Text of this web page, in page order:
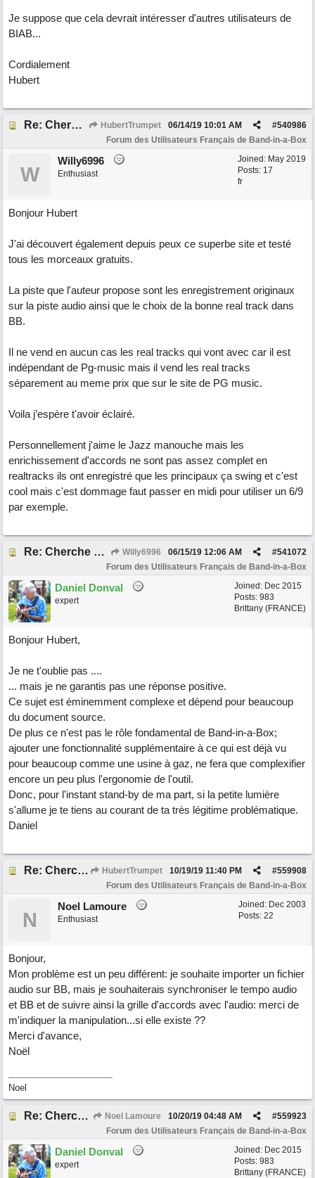
Je suppose que cela devrait intéresser d'autres utilisateurs de
BIAB...
Cordialement
Hubert
Re: Cherche Tuto sur Importer audio avec Wizard HubertTrumpet #540986
06/14/19 10:01 AM
Forum des Utilisateurs Français de Band-in-a-Box
Joined: May 2019
Posts: 17
fr
W
Willy6996
Enthusiast
Bonjour Hubert
J'ai découvert également depuis peux ce superbe site et testé
tous les morceaux gratuits.
La piste que l'auteur propose sont les enregistrement originaux
sur la piste audio ainsi que le choix de la bonne real track dans
BB.
Il ne vend en aucun cas les real tracks qui vont avec car il est
indépendant de Pg-music mais il vend les real tracks
séparement au meme prix que sur le site de PG music.
Voila j’espère t'avoir éclairé.
Personnellement j'aime le Jazz manouche mais les
enrichissement d'accords ne sont pas assez complet en
realtracks ils ont enregistré que les principaux ça swing et c'est
cool mais c'est dommage faut passer en midi pour utiliser un 6/9
par exemple.
Re: Cherche Tuto sur Importer audio avec Wizard Willy6996 #541072
06/15/19 12:06 AM
Forum des Utilisateurs Français de Band-in-a-Box
Joined: Dec 2015
Posts: 983
Brittany (FRANCE)
Daniel Donval
expert
Bonjour Hubert,
Je ne t'oublie pas ....
... mais je ne garantis pas une réponse positive.
Ce sujet est éminemment complexe et dépend pour beaucoup
du document source.
De plus ce n'est pas le rôle fondamental de Band-in-a-Box;
ajouter une fonctionnalité supplémentaire à ce qui est déjà vu
pour beaucoup comme une usine à gaz, ne fera que complexifier
encore un peu plus l'ergonomie de l'outil.
Donc, pour l'instant stand-by de ma part, si la petite lumière
s'allume je te tiens au courant de ta très légitime problématique.
Daniel
Re: Cherche Tuto sur Importer audio avec Wizard HubertTrumpet #559908
10/19/19 11:40 PM
Forum des Utilisateurs Français de Band-in-a-Box
Joined: Dec 2003
Posts: 22
N
Noel Lamoure
Enthusiast
Bonjour,
Mon problème est un peu différent: je souhaite importer un fichier
audio sur BB, mais je souhaiterais synchroniser le tempo audio
et BB et de suivre ainsi la grille d'accords avec l'audio: merci de
m'indiquer la manipulation...si elle existe ??
Merci d'avance,
Noël
Noel
Re: Cherche Tuto sur Importer audio avec Wizard Noel Lamoure #559923
10/20/19 04:48 AM
Forum des Utilisateurs Français de Band-in-a-Box
Joined: Dec 2015
Posts: 983
Brittany (FRANCE)
Daniel Donval
expert